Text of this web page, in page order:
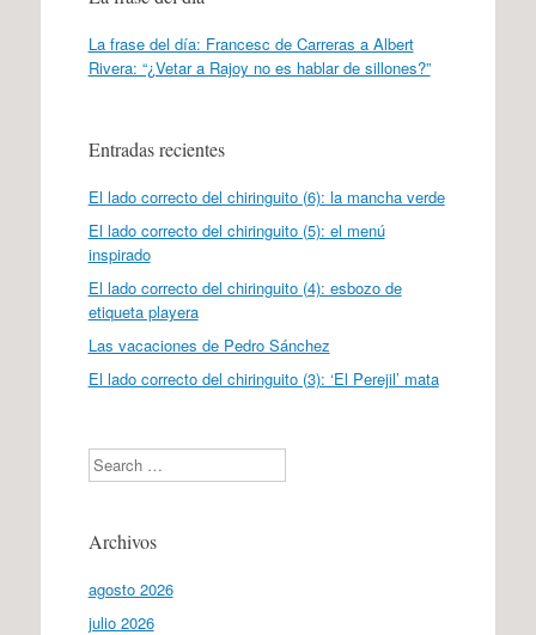
La frase del día: Francesc de Carreras a Albert
Rivera: “¿Vetar a Rajoy no es hablar de sillones?”
Entradas recientes
El lado correcto del chiringuito (6): la mancha verde
El lado correcto del chiringuito (5): el menú
inspirado
El lado correcto del chiringuito (4): esbozo de
etiqueta playera
Las vacaciones de Pedro Sánchez
El lado correcto del chiringuito (3): ‘El Perejil’ mata
Search
Archivos
agosto 2026
julio 2026